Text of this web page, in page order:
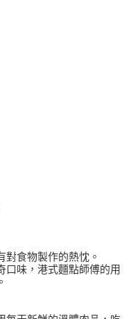
對食物製作的熱忱。
口味，港式麵點師傅的用